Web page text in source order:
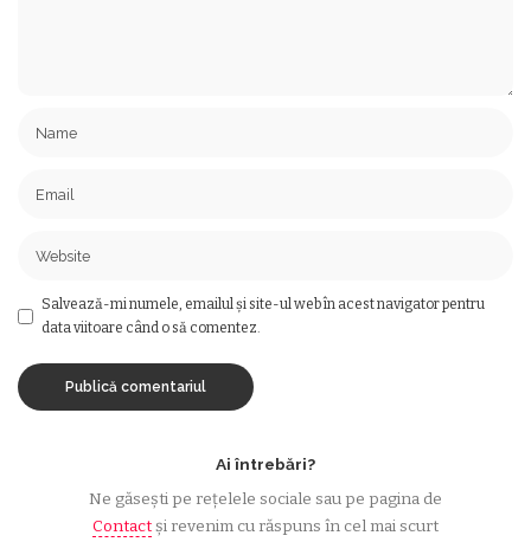
Salvează-mi numele, emailul și site-ul web în acest navigator pentru
data viitoare când o să comentez.
Ai întrebări?
Ne găsești pe rețelele sociale sau pe pagina de
Contactși revenim cu răspuns în cel mai scurt